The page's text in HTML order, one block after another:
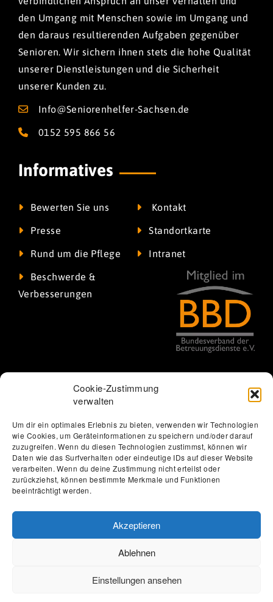
Cookie-Zustimmung
verwalten
Um dir ein optimales Erlebnis zu bieten, verwenden wir Technologien
wie Cookies, um Geräteinformationen zu speichern und/oder darauf
zuzugreifen. Wenn du diesen Technologien zustimmst, können wir
Daten wie das Surfverhalten oder eindeutige IDs auf dieser Website
verarbeiten. Wenn du deine Zustimmung nicht erteilst oder
zurückziehst, können bestimmte Merkmale und Funktionen
beeinträchtigt werden.
Akzeptieren
Ablehnen
Einstellungen ansehen
den Umgang mit Menschen sowie im Umgang und
den daraus resultierenden Aufgaben gegenüber
Senioren. Wir sichern ihnen stets die hohe Qualität
unserer Dienstleistungen und die Sicherheit
unserer Kunden zu.
Info@Seniorenhelfer-Sachsen.de
0152 595 866 56
Informatives
Bewerten Sie uns Kontakt
Presse Standortkarte
Rund um die Pflege Intranet
Beschwerde &
Verbesserungen
Thomas Löbel | The Web Designer
Datenschutzerklärung
Erklärung zur Barrierefreiheit
Impressum
Förderung Jobs Kontakt